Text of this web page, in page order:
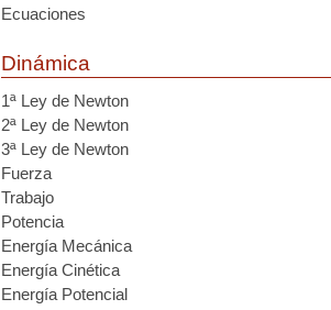
Ecuaciones
Dinámica
1ª Ley de Newton
2ª Ley de Newton
3ª Ley de Newton
Fuerza
Trabajo
Potencia
Energía Mecánica
Energía Cinética
Energía Potencial